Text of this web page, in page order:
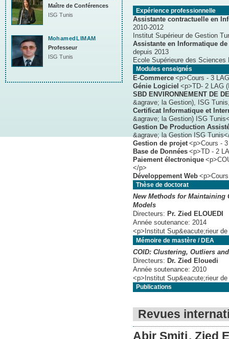
Expérience professionnelle
Assistante contractuelle en
2010-2012
Institut Supérieur de Gestion
Assistante en Informatique
depuis 2013
Ecole Supérieure des
Modules enseignés
E-Commerce <p>Cours - 3
Génie Logiciel <p>TD- 2 LAG
SBD ENVIRONNEMENT DE
&agrave; la Gestion), ISG
Certificat Informatique et
&agrave; la Gestion) ISG
Gestion De Production
&agrave; la Gestion ISG
Gestion de projet <p>Cours -
Base de Données <p>TD - 2
Paiement électronique
</p>
Développement Web
Thèse de doctorat
New Methods for Maintaining
Models
Directeurs: Pr. Zied ELOUEDI
Année soutenance: 2014
<p>Institut Sup&eacute;rieur
Mémoire de mastère / DEA
COID: Clustering, Outliers
Directeurs: Dr. Zied Elouedi
Année soutenance: 2010
<p>Institut Sup&eacute;rieur
Publications
Revues
Abir Smiti, Zied
Maître de Conférences
ISG Tunis
MohamedLIMAM
Professeur
ISG Tunis